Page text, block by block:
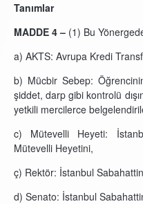
Tanımlar
MADDE 4 – (1) Bu
a) AKTS: Avrupa Kredi
b) Mücbir Sebep:
şiddet, darp gibi kontrolü
yetkili mercilerce
c) Mütevelli Heyeti:
Mütevelli Heyetini,
ç) Rektör: İstanbul
d) Senato: İstanbul